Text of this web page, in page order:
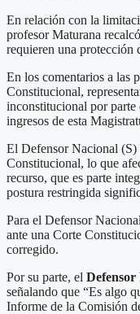
En relación con la
profesor Maturana
requieren una protección
En los comentarios a las
Constitucional,
inconstitucional por parte
ingresos de esta
El Defensor Nacional (S)
Constitucional, lo que
recurso, que es parte
postura restringida
Para el Defensor
ante una Corte
corregido.
Por su parte, el Defensor
señalando que “Es algo
Informe de la Comisión